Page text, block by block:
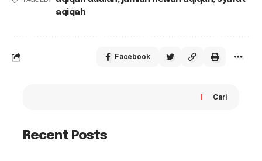
aqiqah
Facebook
Cari
Recent Posts